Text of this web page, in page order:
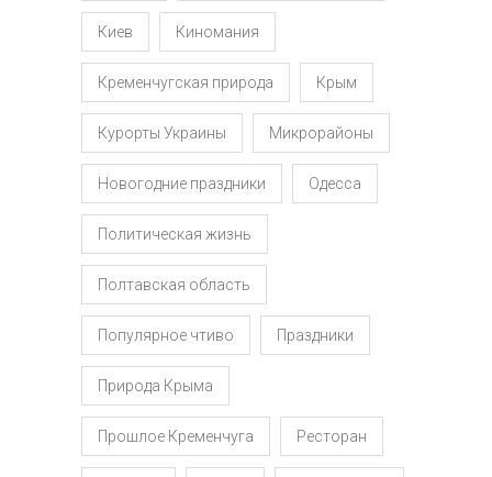
Киев Киномания
Кременчугская природа Крым
Курорты Украины Микрорайоны
Новогодние праздники Одесса
Политическая жизнь
Полтавская область
Популярное чтиво Праздники
Природа Крыма
Прошлое Кременчуга Ресторан